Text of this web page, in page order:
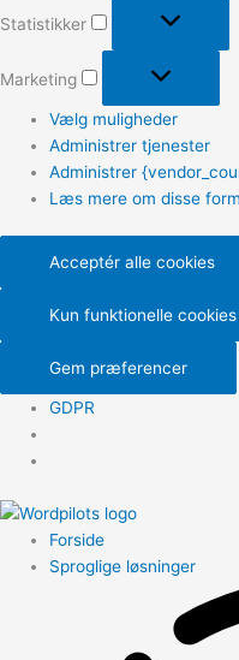
Statistikker
Marketing
Vælg muligheder
Administrer tjenester
Administrer
Læs mere om disse
Acceptér alle cookies
Kun funktionelle cookies
Gem præferencer
GDPR
Forside
Sproglige løsninger